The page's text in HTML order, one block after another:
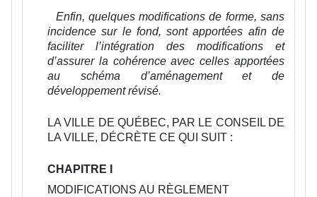
Enfin, quelques modifications de forme, sans
incidence sur le fond, sont apportées afin de
faciliter l’intégration des modifications et
d’assurer la cohérence avec celles apportées
au schéma d’aménagement et de
développement révisé.
LA VILLE DE QUÉBEC, PAR LE CONSEIL DE
LA VILLE, DÉCRÈTE CE QUI SUIT :
CHAPITRE I
MODIFICATIONS AU RÈGLEMENT